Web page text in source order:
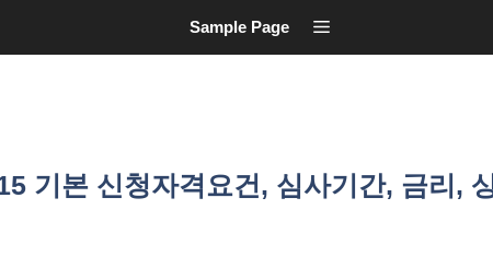
Sample Page
기본 신청자격요건, 심사기간, 금리,